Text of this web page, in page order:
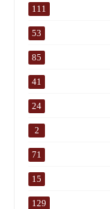
111
53
85
41
24
2
71
15
129